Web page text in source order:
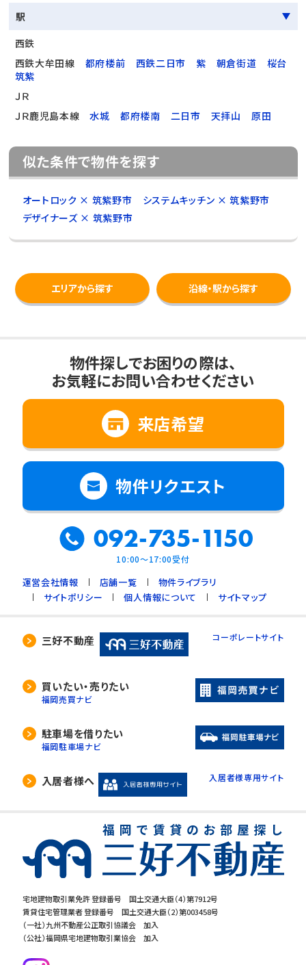
駅
西鉄
西鉄大牟田線
都府楼前 西鉄二日市 紫 朝倉街道
桜台
筑紫
ＪＲ
ＪＲ鹿児島本線
水城 都府楼南 二日市 天拝山 原田
似た条件で物件を探す
オートロック × 筑紫野市
システムキッチン × 筑紫野市
デザイナーズ × 筑紫野市
エリアから探す 沿線・駅から探す
宅地建物取引業免許 登録番号 国土交通大臣（4）第7912号
賃貸住宅管理業者 登録番号 国土交通大臣（2）第003458号
（一社）九州不動産公正取引協議会 加入
（公社）福岡県宅地建物取引業協会 加入
物件探しでお困りの際は、
お気軽にお問い合わせください
来店希望
物件リクエスト
092-735-1150
10:00～17:00受付
運営会社情報 店舗一覧
物件ライブラリ
サイトポリシー
個人情報について サイトマップ
三好不動産 コーポレートサイト
買いたい・売りたい
福岡売買ナビ
駐車場を借りたい
福岡駐車場ナビ
入居者様へ 入居者様専用サイト